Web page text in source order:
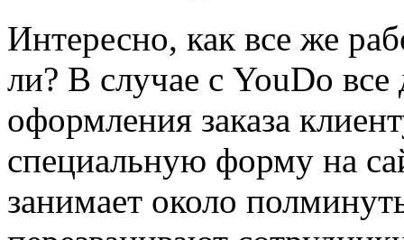
Интересно, как все же
ли? В случае с YouDo
оформления заказа
специальную форму на
занимает около